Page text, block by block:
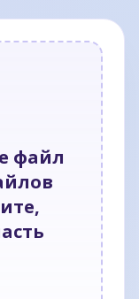
файл